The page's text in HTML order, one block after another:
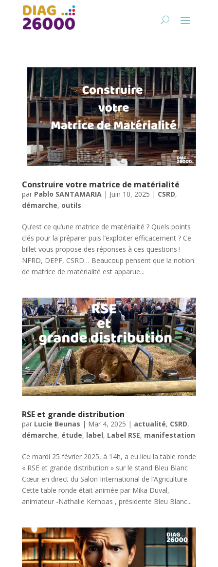
Construire votre matrice de matérialité
par Pablo SANTAMARIA | Juin 10, 2025 | CSRD,
démarche, outils
Qu’est ce qu’une matrice de matérialité ? Quels points
clés pour la préparer puis l’exploiter efficacement ? Ce
billet vous propose des réponses à ces questions !
NFRD, DEPF, CSRD… Beaucoup pensent que la notion
de matrice de matérialité est apparue...
RSE et grande distribution
par Lucie Beunas | Mar 4, 2025 | actualité, CSRD,
démarche, étude, label, Label RSE, manifestation
Ce mardi 25 février 2025, à 14h, a eu lieu la table ronde
« RSE et grande distribution » sur le stand Bleu Blanc
Cœur en direct du Salon International de l’Agriculture.
Cette table ronde était animée par Mika Duval,
animateur -Nathalie Kerhoas , présidente Bleu Blanc...